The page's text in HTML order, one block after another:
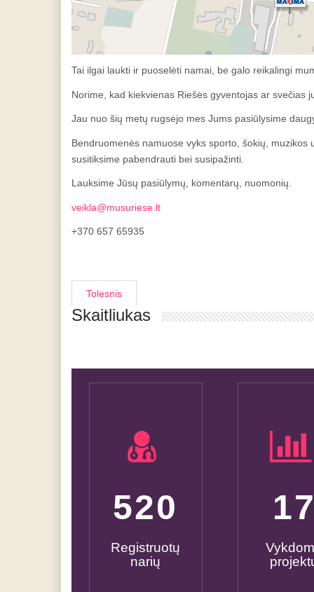
Tai ilgai laukti ir puoselėti namai, be galo reikalingi
Norime, kad kiekvienas Riešės gyventojas ar svečias
Jau nuo šių metų rugsėjo mes Jums pasiūlysime
Bendruomenės namuose vyks sporto, šokių,
susitiksime pabendrauti bei susipažinti.
Lauksime Jūsų pasiūlymų, komentarų, nuomonių.
veikla@musuriese.lt
+370 657 65935
Tolesnis
Skaitliukas
600
Registruotų
narių